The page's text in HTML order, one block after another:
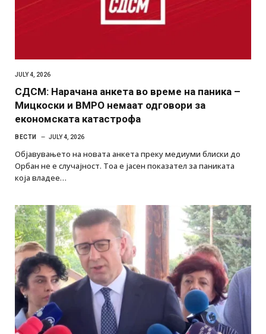
JULY 4, 2026
СДСM: Нарачана анкета во време на паника –
Мицкоски и ВМРО немаат одговори за
економската катастрофа
ВЕСТИ JULY 4, 2026
Објавувањето на новата анкета преку медиуми блиски до
Орбан не е случајност. Тоа е јасен показател за паниката
која владее…